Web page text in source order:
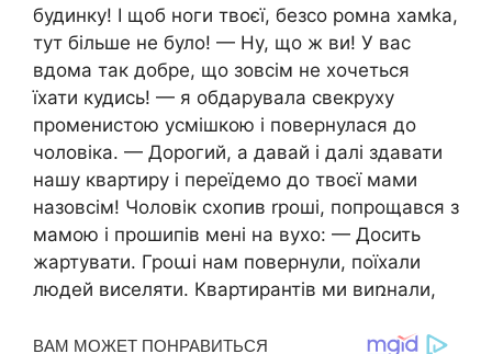
будинку! І щоб ноги твоєї, безсо ромна хамkа,
тут більше не було! — Ну, що ж ви! У вас
вдома так добре, що зовсім не хочеться
їхати кудись! — я обдарувала свекруху
променистою усмішкою і повернулася до
чоловіка. — Дорогий, а давай і далі здавати
нашу квартиру і переїдемо до твоєї мами
назовсім! Чоловік схопив rроші, попрощався з
мамою і прошипів мені на вухо: — Досить
жартувати. Гроաі нам повернули, поїхали
людей виселяти. Квартирантів ми виռнали,